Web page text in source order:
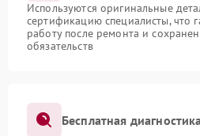
Используются оригинальные
сертификацию специалисты, что
работу после ремонта и
обязательств
Бесплатная